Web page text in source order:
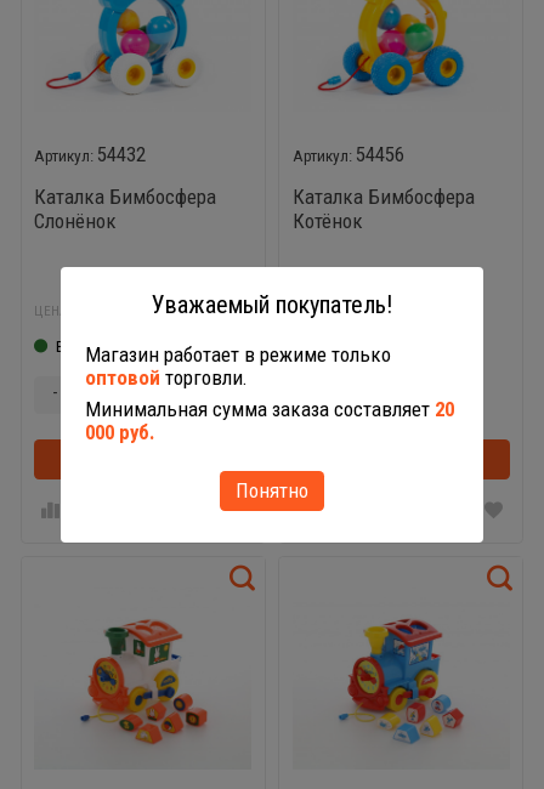
54432
Каталка Бимбосфера
Слонёнок
ЦЕНА: 801,15₽
В наличии
- +
54456
Каталка Бимбосфера
Котёнок
ЦЕНА: 801,15
В наличии
Уважаемый покупатель!
Магазин работает в режиме только
оптовой торговли.
Минимальная сумма заказа составляет 20
000 руб.
Понятно